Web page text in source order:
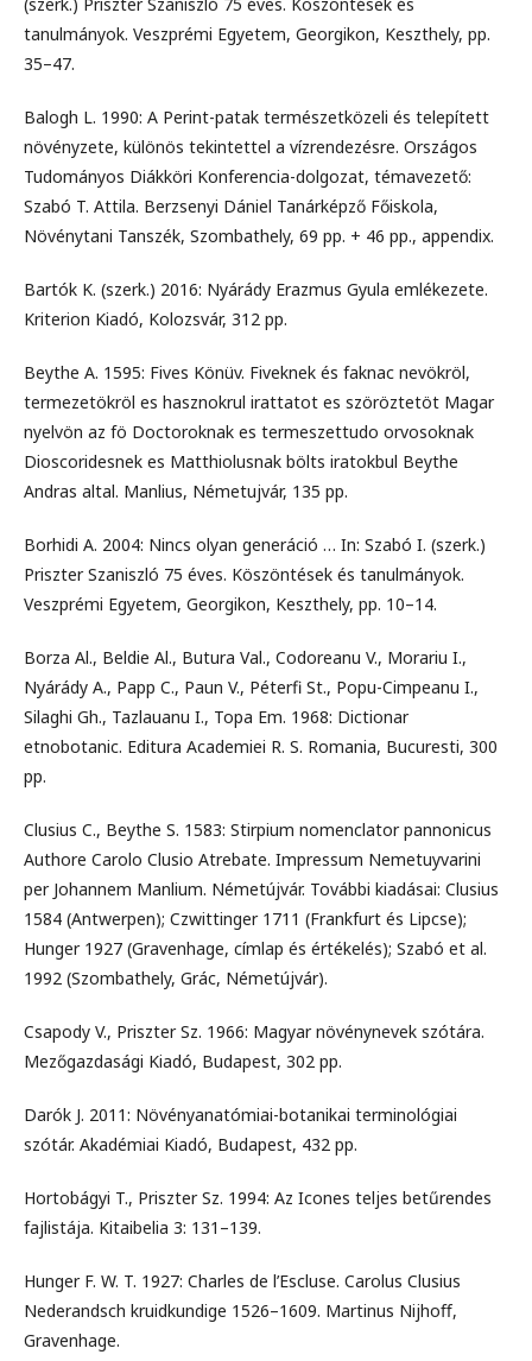
(szerk.) Priszter Szaniszló 75 éves. Köszöntések és
tanulmányok. Veszprémi Egyetem, Georgikon, Keszthely, pp.
35–47.
Balogh L. 1990: A Perint-patak természetközeli és telepített
növényzete, különös tekintettel a vízrendezésre. Országos
Tudományos Diákköri Konferencia-dolgozat, témavezető:
Szabó T. Attila. Berzsenyi Dániel Tanárképző Főiskola,
Növénytani Tanszék, Szombathely, 69 pp. + 46 pp., appendix.
Bartók K. (szerk.) 2016: Nyárády Erazmus Gyula emlékezete.
Kriterion Kiadó, Kolozsvár, 312 pp.
Beythe A. 1595: Fives Könüv. Fiveknek és faknac nevökröl,
termezetökröl es hasznokrul irattatot es szöröztetöt Magar
nyelvön az fö Doctoroknak es termeszettudo orvosoknak
Dioscoridesnek es Matthiolusnak bölts iratokbul Beythe
Andras altal. Manlius, Németujvár, 135 pp.
Borhidi A. 2004: Nincs olyan generáció … In: Szabó I. (szerk.)
Priszter Szaniszló 75 éves. Köszöntések és tanulmányok.
Veszprémi Egyetem, Georgikon, Keszthely, pp. 10–14.
Borza Al., Beldie Al., Butura Val., Codoreanu V., Morariu I.,
Nyárády A., Papp C., Paun V., Péterfi St., Popu-Cimpeanu I.,
Silaghi Gh., Tazlauanu I., Topa Em. 1968: Dictionar
etnobotanic. Editura Academiei R. S. Romania, Bucuresti, 300
pp.
Clusius C., Beythe S. 1583: Stirpium nomenclator pannonicus
Authore Carolo Clusio Atrebate. Impressum Nemetuyvarini
per Johannem Manlium. Németújvár. További kiadásai: Clusius
1584 (Antwerpen); Czwittinger 1711 (Frankfurt és Lipcse);
Hunger 1927 (Gravenhage, címlap és értékelés); Szabó et al.
1992 (Szombathely, Grác, Németújvár).
Csapody V., Priszter Sz. 1966: Magyar növénynevek szótára.
Mezőgazdasági Kiadó, Budapest, 302 pp.
Darók J. 2011: Növényanatómiai-botanikai terminológiai
szótár. Akadémiai Kiadó, Budapest, 432 pp.
Hortobágyi T., Priszter Sz. 1994: Az Icones teljes betűrendes
fajlistája. Kitaibelia 3: 131–139.
Hunger F. W. T. 1927: Charles de l’Escluse. Carolus Clusius
Nederandsch kruidkundige 1526–1609. Martinus Nijhoﬀ,
Gravenhage.